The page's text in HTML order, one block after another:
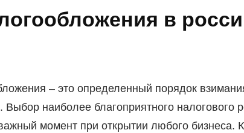
в
– это определенный порядок
Выбор наиболее благоприятного
момент при открытии любого бизнеса.